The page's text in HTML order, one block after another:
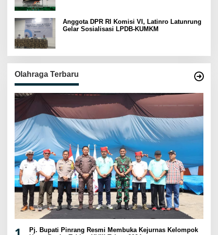
Anggota DPR RI Komisi VI, Latinro Latunrung
Gelar Sosialisasi LPDB-KUMKM
Olahraga Terbaru
Pj. Bupati Pinrang Resmi Membuka Kejurnas Kelompok